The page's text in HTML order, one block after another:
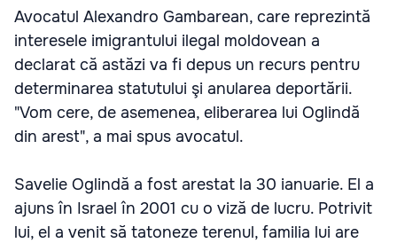
Avocatul Alexandro Gambarean, care reprezintă
interesele imigrantului ilegal moldovean a
declarat că astăzi va fi depus un recurs pentru
determinarea statutului şi anularea deportării.
"Vom cere, de asemenea, eliberarea lui Oglindă
din arest", a mai spus avocatul.
Savelie Oglindă a fost arestat la 30 ianuarie. El a
ajuns în Israel în 2001 cu o viză de lucru. Potrivit
lui, el a venit să tatoneze terenul, familia lui are